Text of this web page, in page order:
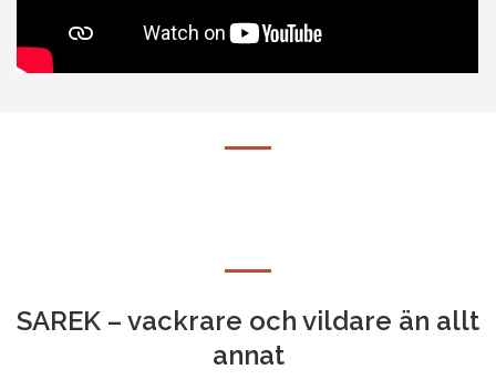
SAREK – vackrare och vildare än allt
annat